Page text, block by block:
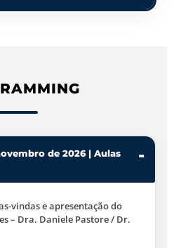
de 2026 | Aulas
vindas e apresentação do
– Dra. Daniele Pastore / Dr.